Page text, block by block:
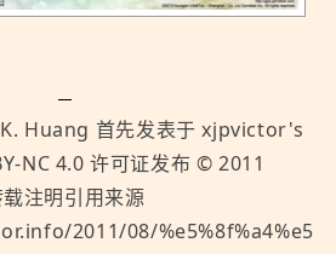
K. Huang 首先发表于xjpvictor's
NC 4.0 许可证发布 © 2011
注明引用来源
2011/08/%e5%8f%a4%e5